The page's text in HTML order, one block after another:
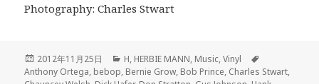
Photography: Charles Stwart
Posted
on
2012年11月25日 Categories
H, HERBIE MANN, Music,Vinyl
Anthony Ortega, bebop, Bernie Grow, Bob Prince, Charles Stwart,